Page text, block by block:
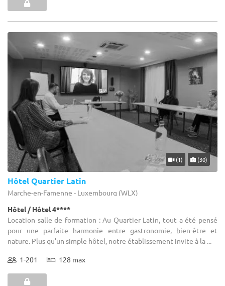
(1) (30)
Hôtel Quartier Latin
Marche-en-Famenne - Luxembourg (WLX)
Hôtel / Hôtel 4****
Location salle de formation : Au Quartier Latin, tout a été pensé
pour une parfaite harmonie entre gastronomie, bien-être et
nature. Plus qu’un simple hôtel, notre établissement invite à la ...
1-201 128 max